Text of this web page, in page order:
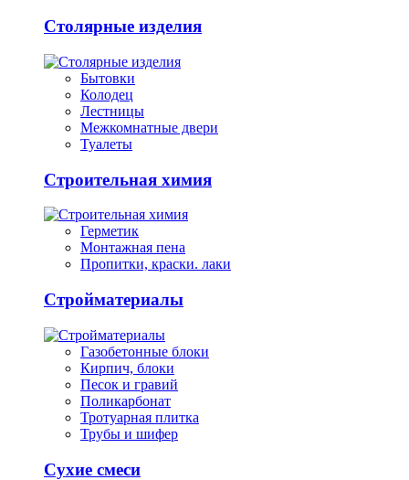
Столярные изделия
Бытовки
Колодец
Лестницы
Межкомнатные двери
Туалеты
Строительная химия
Герметик
Монтажная пена
Пропитки, краски. лаки
Стройматериалы
Газобетонные блоки
Кирпич, блоки
Песок и гравий
Поликарбонат
Тротуарная плитка
Трубы и шифер
Сухие смеси